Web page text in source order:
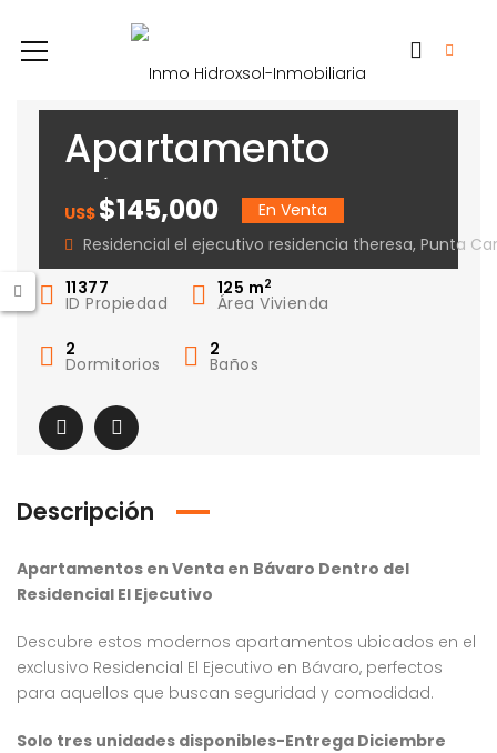
Apartamento
Bávaro –
Residencial El
Ejecutivo
US$ $145,000
En Venta
Residencial el ejecutivo residencia theresa, Punta
11377
ID Propiedad
125 m2
Área Vivienda
2
Dormitorios
2
Baños
Descripción
Apartamentos en Venta en Bávaro Dentro del
Residencial El Ejecutivo
Descubre estos modernos apartamentos ubicados en el
exclusivo Residencial El Ejecutivo en Bávaro, perfectos
para aquellos que buscan seguridad y comodidad.
Solo tres unidades disponibles-Entrega Diciembre